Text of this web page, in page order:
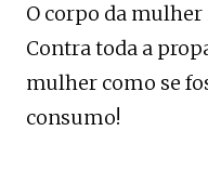
O corpo da
Contra toda a
mulher como se
consumo!